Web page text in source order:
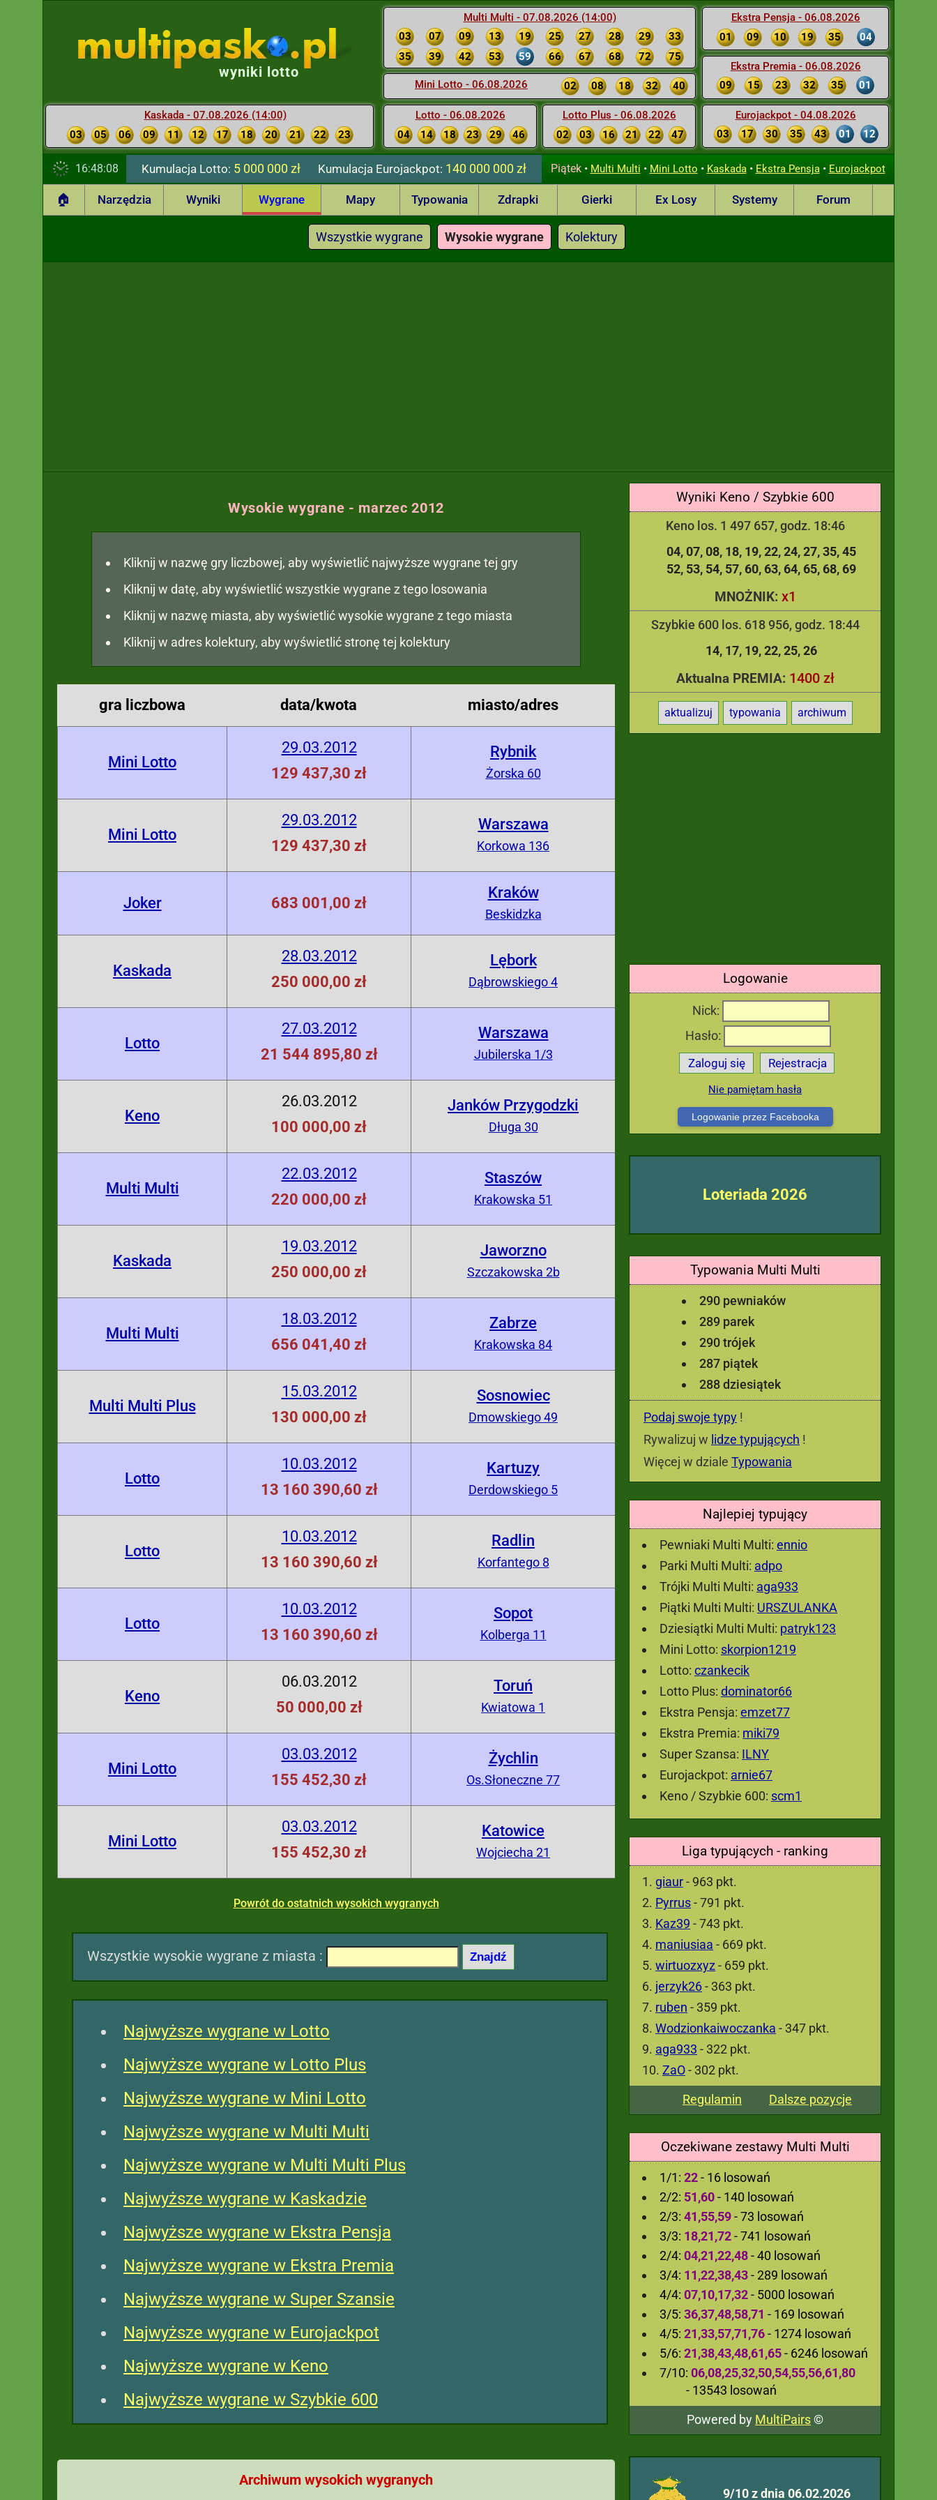
Multi Multi - 07.08.2026 (14:00)
03
07 09 13 19 25 27 28 29
33
35
39 42 53 59 66 67 68 72 75
Mini Lotto - 06.08.2026 02 08 18 32 40
Lotto - 06.08.2026
04
14 18 23 29 46
Lotto Plus - 06.08.2026
02
03 16 21 22 47
Ekstra Pensja - 06.08.2026
01
09 10 19 35 04
Ekstra Premia - 06.08.2026
09
15 23 32 35 01
Eurojackpot - 04.08.2026
03
17 30 35 43 01 12
wyniki lotto
Kaskada - 07.08.2026 (14:00)
03
05 06 09 11 12 17 18 20 21 22 23
16:48:09 Kumulacja Lotto: 5 000 000 zł KumulacjaEurojackpot: 140 000 000 zł Piątek• Multi Multi • Mini Lotto • Kaskada• Ekstra Pensja• Eurojackpot
🏠 Narzędzia Wyniki Wygrane Mapy Typowania Zdrapki Gierki Ex Losy Systemy Forum
Wszystkie wygrane Wysokie wygrane Kolektury
Wyniki Keno / Szybkie 600
Keno los. 1 497 657, godz. 18:46
04 07 08 18 19 22 24 27 35 45
52 53 54 57 60 63 64 65 68 69
MNOŻNIK: x1
Szybkie 600 los. 618 956, godz. 18:44
14 17 19 22 25 26
Aktualna PREMIA: 1400 zł
aktualizuj typowania archiwum
Logowanie
Nick:
Hasło:
Zaloguj się Rejestracja
Nie pamiętam hasła
Logowanie przez Facebooka
Loteriada 2026
Typowania Multi Multi
290 pewniaków
289 parek
290 trójek
287 piątek
288 dziesiątek
Podaj swoje typy !
Rywalizuj w lidze typujących !
Więcej w dziale Typowania
Najlepiej typujący
Pewniaki Multi Multi: ennio
Parki Multi Multi: adpo
Trójki Multi Multi: aga933
Piątki Multi Multi: URSZULANKA
Dziesiątki Multi Multi: patryk123
Mini Lotto: skorpion1219
Lotto: czankecik
Lotto Plus: dominator66
Ekstra Pensja: emzet77
Ekstra Premia: miki79
Super Szansa: ILNY
Eurojackpot: arnie67
Keno / Szybkie 600: scm1
Liga typujących - ranking
giaur- 963 pkt.
Pyrrus- 791 pkt.
Kaz39 - 743 pkt.
maniusiaa - 669 pkt.
wirtuozxyz - 659 pkt.
jerzyk26- 363 pkt.
ruben - 359 pkt.
Wodzionkaiwoczanka - 347 pkt.
aga933 - 322 pkt.
ZaO- 302 pkt.
Regulamin
Dalsze pozycje
Oczekiwane zestawy Multi Multi
1/1: 22- 16 losowań
2/2: 51,60- 140 losowań
2/3: 41,55,59- 73 losowań
3/3: 18,21,72- 741 losowań
2/4: 04,21,22,48- 40 losowań
3/4: 11,22,38,43- 289 losowań
4/4: 07,10,17,32- 5000 losowań
3/5: 36,37,48,58,71 - 169 losowań
4/5: 21,33,57,71,76- 1274 losowań
5/6: 21,38,43,48,61,65- 6246 losowań
7/10: 06,08,25,32,50,54,55,56,61,80
- 13543 losowań
Powered by MultiPairs©
9/10 z dnia 06.02.2026
Wysokie wygrane - marzec 2012
Kliknij w nazwę gry liczbowej, aby wyświetlić najwyższe wygrane tej gry
Kliknij w datę, aby wyświetlić wszystkie wygrane z tego losowania
Kliknij w nazwę miasta, aby wyświetlić wysokie wygrane z tego miasta
Kliknij w adres kolektury, aby wyświetlić stronę tej kolektury
gra liczbowa data/kwota miasto/adres
Mini Lotto
29.03.2012
129 437,30 zł
Rybnik
Żorska 60
Mini Lotto
29.03.2012
129 437,30 zł
Warszawa
Korkowa 136
Joker 683 001,00 zł
Kraków
Beskidzka
Kaskada
28.03.2012
250 000,00 zł
Lębork
Dąbrowskiego 4
Lotto
27.03.2012
21 544 895,80 zł
Warszawa
Jubilerska 1/3
Keno
26.03.2012
100 000,00 zł
Janków Przygodzki
Długa 30
Multi Multi
22.03.2012
220 000,00 zł
Staszów
Krakowska 51
Kaskada
19.03.2012
250 000,00 zł
Jaworzno
Szczakowska 2b
Multi Multi
18.03.2012
656 041,40 zł
Zabrze
Krakowska 84
Multi Multi Plus
15.03.2012
130 000,00 zł
Sosnowiec
Dmowskiego 49
Lotto
10.03.2012
13 160 390,60 zł
Kartuzy
Derdowskiego 5
Lotto
10.03.2012
13 160 390,60 zł
Radlin
Korfantego 8
Lotto
10.03.2012
13 160 390,60 zł
Sopot
Kolberga 11
Keno
06.03.2012
50 000,00 zł
Toruń
Kwiatowa 1
Mini Lotto
03.03.2012
155 452,30 zł
Żychlin
Os.Słoneczne 77
Mini Lotto
03.03.2012
155 452,30 zł
Katowice
Wojciecha 21
Powrót do ostatnich wysokich wygranych
Wszystkie wysokie wygrane z miasta :
Najwyższe wygrane w Lotto
Najwyższe wygrane w Lotto Plus
Najwyższe wygrane w Mini Lotto
Najwyższe wygrane w Multi Multi
Najwyższe wygrane w Multi Multi Plus
Najwyższe wygrane w Kaskadzie
Najwyższe wygrane w Ekstra Pensja
Najwyższe wygrane w Ekstra Premia
Najwyższe wygrane w Super Szansie
Najwyższe wygrane w Eurojackpot
Najwyższe wygrane w Keno
Najwyższe wygrane w Szybkie 600
Archiwum wysokich wygranych